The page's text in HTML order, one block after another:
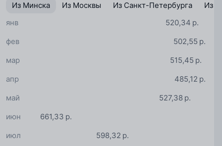
Из Минска Из Москвы Из Санкт-Петербурга
Из
520,34 р.
янв
502,55 р.
фев
515,45 р.
мар
485,12 р.
апр
527,38 р.
май
661,33 р.
июн
598,32 р.
июл